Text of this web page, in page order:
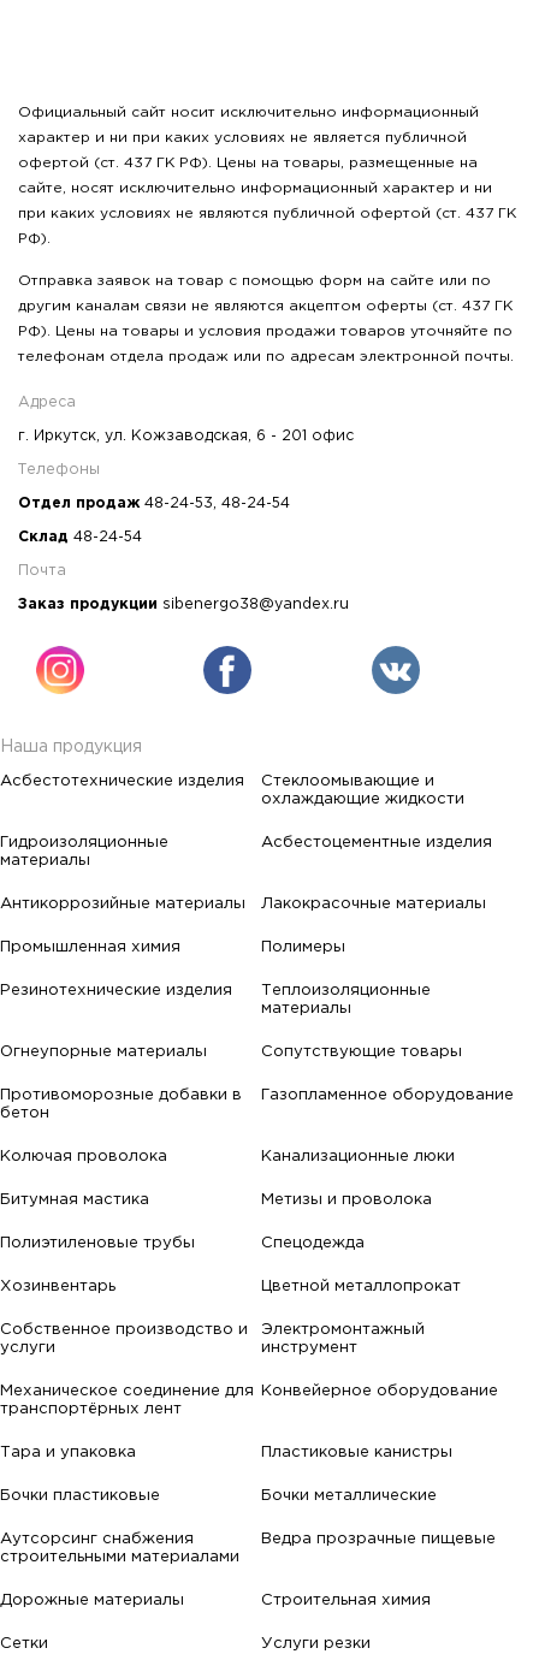
Официальный сайт носит исключительно информационный
характер и ни при каких условиях не является публичной
офертой (ст. 437 ГК РФ). Цены на товары, размещенные на
сайте, носят исключительно информационный характер и ни
при каких условиях не являются публичной офертой (ст. 437 ГК
РФ).
Отправка заявок на товар с помощью форм на сайте или по
другим каналам связи не являются акцептом оферты (ст. 437 ГК
РФ). Цены на товары и условия продажи товаров уточняйте по
телефонам отдела продаж или по адресам электронной почты.
Адреса
г. Иркутск, ул. Кожзаводская, 6 - 201 офис
Телефоны
Отдел продаж 48-24-53 48-24-54
Склад 48-24-54
Почта
Заказ продукции sibenergo38@yandex.ru
Наша продукция
Асбестотехнические изделия
Стеклоомывающие и
охлаждающие жидкости
Гидроизоляционные
материалы
Асбестоцементные изделия
Антикоррозийные материалы Лакокрасочные материалы
Промышленная химия Полимеры
Резинотехнические изделия
Теплоизоляционные
материалы
Огнеупорные материалы Сопутствующие товары
Противоморозные добавки в
бетон
Газопламенное оборудование
Колючая проволока Канализационные люки
Битумная мастика Метизы и проволока
Полиэтиленовые трубы Спецодежда
Хозинвентарь Цветной металлопрокат
Собственное производство и
услуги
Электромонтажный
инструмент
Механическое соединение для
транспортёрных лент
Конвейерное оборудование
Тара и упаковка Пластиковые канистры
Бочки пластиковые Бочки металлические
Аутсорсинг снабжения
строительными материалами
Ведра прозрачные пищевые
Дорожные материалы Строительная химия
Сетки Услуги резки